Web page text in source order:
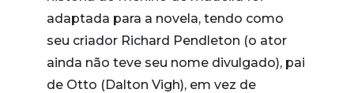
adaptada para a novela, tendo como
seu criador Richard Pendleton (o ator
ainda não teve seu nome divulgado), pai
de Otto (Dalton Vigh), em vez de